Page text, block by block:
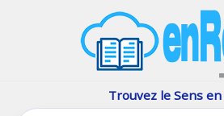
Les rêves, c'est plus que ça
Trouvez le Sens en